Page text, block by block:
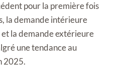
pour la première fois
la demande intérieure
et la demande extérieure
une tendance au
2025.